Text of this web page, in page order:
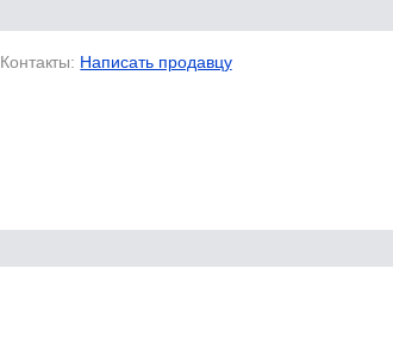
Контакты: Написать продавцу